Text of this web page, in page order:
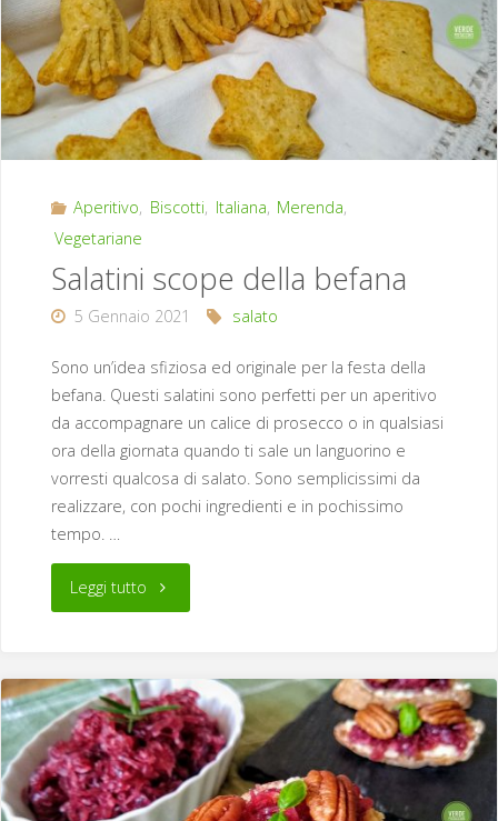
Aperitivo, Biscotti, Italiana, Merenda,
Vegetariane
Salatini scope della befana
5 Gennaio 2021 salato
Sono un’idea sfiziosa ed originale per la festa della
befana. Questi salatini sono perfetti per un aperitivo
da accompagnare un calice di prosecco o in qualsiasi
ora della giornata quando ti sale un languorino e
vorresti qualcosa di salato. Sono semplicissimi da
realizzare, con pochi ingredienti e in pochissimo
tempo. …
Leggi tutto"Salatini
della
befana"